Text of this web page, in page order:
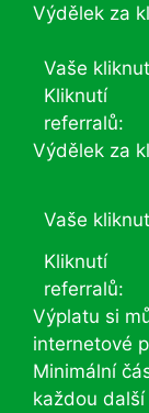
Výdělek za
Vaše
Kliknutí
referralů:
Výdělek za
Vaše
Kliknutí
referralů:
Výplatu si
internetové
Minimální
každou